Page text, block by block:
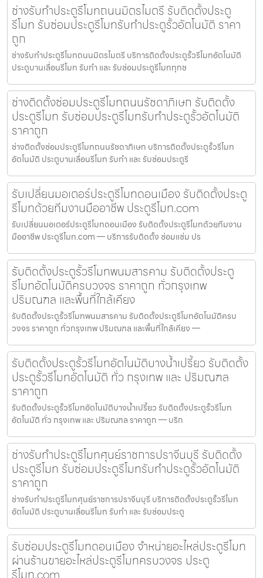
ช่างรับทำประตูรีโมทถนนมิตรไมตรี รับติดตั้งประตู
รีโมท รับซ่อมประตูรีโมทรับทำประตูรั้วอัตโนมัติ ราคา
ถูก
ช่างรับทำประตูรีโมทถนนมิตรไมตรี บริการติดตั้งประตูรั้วรีโมทอัตโนมัติ
ประตูบานเลื่อนรีโมท รับทำ และ รับซ่อมประตูรีโมททุกช
ช่างติดตั้งซ่อมประตูรีโมทถนนรัชดาภิเษก รับติดตั้ง
ประตูรีโมท รับซ่อมประตูรีโมทรับทำประตูรั้วอัตโนมัติ
ราคาถูก
ช่างติดตั้งซ่อมประตูรีโมทถนนรัชดาภิเษก บริการติดตั้งประตูรั้วรีโมท
อัตโนมัติ ประตูบานเลื่อนรีโมท รับทำ และ รับซ่อมประตูรี
รับเปลี่ยนมอเตอร์ประตูรีโมทดอนเมือง รับติดตั้งประตู
รีโมทด้วยทีมงานมืออาชีพ ประตูรีโมท.com
รับเปลี่ยนมอเตอร์ประตูรีโมทดอนเมือง รับติดตั้งประตูรีโมทด้วยทีมงาน
มืออาชีพ ประตูรีโมท.com — บริการรับติดตั้ง ซ่อมแซ่ม ปร
รับติดตั้งประตูรั้วรีโมทพนมสารคาม รับติดตั้งประตู
รีโมทอัตโนมัติครบวงจร ราคาถูก ทั่วกรุงเทพ
ปริมณฑล และพื้นที่ใกล้เคียง
รับติดตั้งประตูรั้วรีโมทพนมสารคาม รับติดตั้งประตูรีโมทอัตโนมัติครบ
วงจร ราคาถูก ทั่วกรุงเทพ ปริมณฑล และพื้นที่ใกล้เคียง —
รับติดตั้งประตูรั้วรีโมทอัตโนมัติบางน้ำเปรี้ยว รับติดตั้ง
ประตูรั้วรีโมทอัตโนมัติ ทั่ว กรุงเทพ และ ปริมณฑล
ราคาถูก
รับติดตั้งประตูรั้วรีโมทอัตโนมัติบางน้ำเปรี้ยว รับติดตั้งประตูรั้วรีโมท
อัตโนมัติ ทั่ว กรุงเทพ และ ปริมณฑล ราคาถูก — บริก
ช่างรับทำประตูรีโมทศุนย์ราชการปราจีนบุรี รับติดตั้ง
ประตูรีโมท รับซ่อมประตูรีโมทรับทำประตูรั้วอัตโนมัติ
ราคาถูก
ช่างรับทำประตูรีโมทศุนย์ราชการปราจีนบุรี บริการติดตั้งประตูรั้วรีโมท
อัตโนมัติ ประตูบานเลื่อนรีโมท รับทำ และ รับซ่อมประตู
รับซ่อมประตูรีโมทดอนเมือง จำหน่ายอะไหล่ประตูรีโมท
ผ่านร้านขายอะไหล่ประตูรีโมทครบวงจร ประตู